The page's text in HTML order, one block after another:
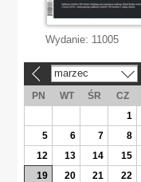
Wydanie: 11005
marzec
PN WT ŚR CZ
1
5
6 7 8
12
13 14 15
19
20 21 22